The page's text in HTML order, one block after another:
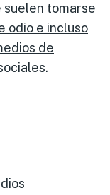
suelen tomarse
odio e incluso
de
.